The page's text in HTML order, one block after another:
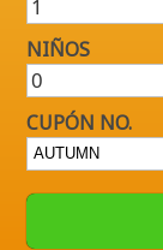
NIÑOS
CUPÓN NO.